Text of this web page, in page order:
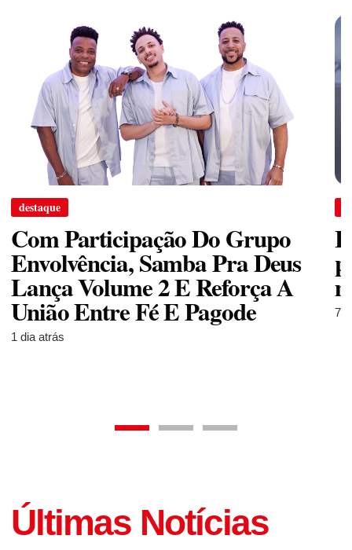
destaque
Com Participação Do Grupo
Envolvência, Samba Pra Deus
Lança Volume 2 E Reforça A
União Entre Fé E Pagode
1 dia atrás
7
Últimas Notícias